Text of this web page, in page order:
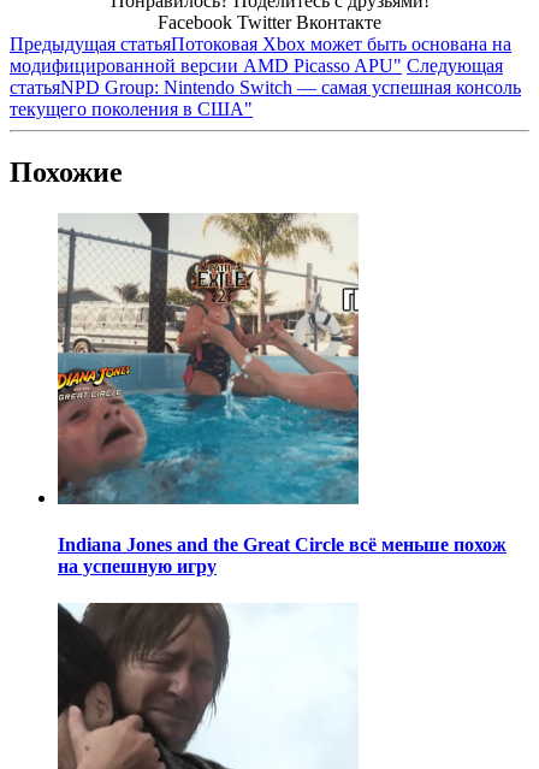
Facebook Twitter Вконтакте
Предыдущая статьяПотоковая Xbox может быть основана на
модифицированной версии AMD Picasso APU" Следующая
статьяNPD Group: Nintendo Switch — самая успешная консоль
текущего поколения в США"
Похожие
Indiana Jones and the Great Circle всё меньше похож
на успешную игру